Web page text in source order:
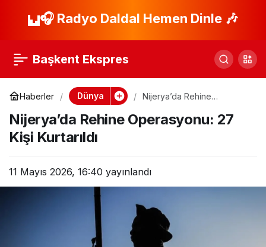
🎧 Radyo Daldal Hemen Dinle 🎶
Başkent Ekspres
Haberler Dünya
Nijerya’da Rehine
Kurtarıldı
Nijerya’da Rehine Operasyonu: 27
Kişi Kurtarıldı
11 Mayıs 2026, 16:40 yayınlandı
Nijerya’da Feci Kaza:
Yaralı
Paylaş